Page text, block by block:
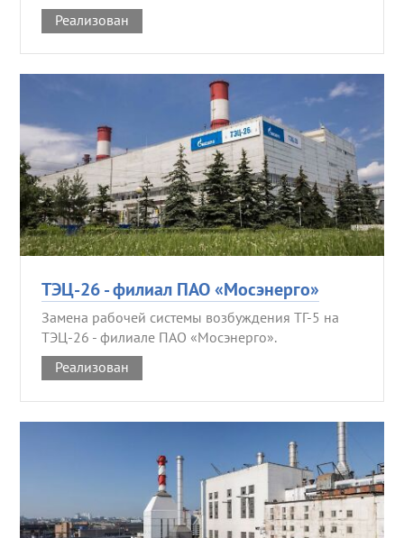
Реализован
ТЭЦ-26 - филиал ПАО «Мосэнерго»
Замена рабочей системы возбуждения ТГ-5 на
ТЭЦ-26 - филиале ПАО «Мосэнерго».
Реализован